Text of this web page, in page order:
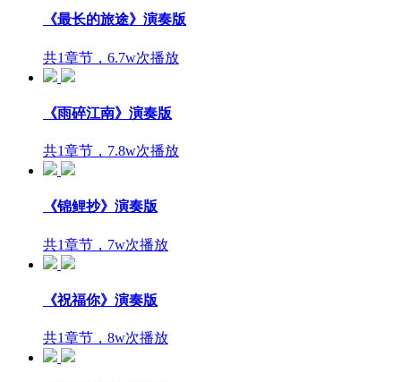
《最长的旅途》演奏版
共1章节，6.7w次播放
《雨碎江南》演奏版
共1章节，7.8w次播放
《锦鲤抄》演奏版
共1章节，7w次播放
《祝福你》演奏版
共1章节，8w次播放